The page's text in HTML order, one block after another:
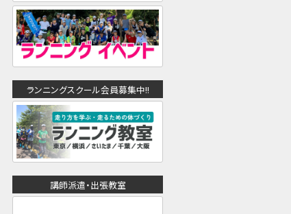
ランニングスクール会員募集中!!
講師派遣・出張教室